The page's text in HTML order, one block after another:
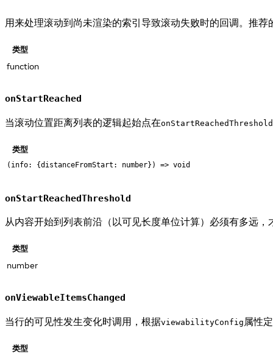
用来处理滚动到尚未渲染的索引导致滚动失败时的回调。推
类型
function
onStartReached
当滚动位置距离列表的逻辑起始点在onStartReachedThreshold
类型
(info: {distanceFromStart: number}) => void
onStartReachedThreshold
从内容开始到列表前沿（以可见长度单位计算）必须有多远，
类型
number
onViewableItemsChanged
当行的可见性发生变化时调用，根据viewabilityConfig 属性
类型